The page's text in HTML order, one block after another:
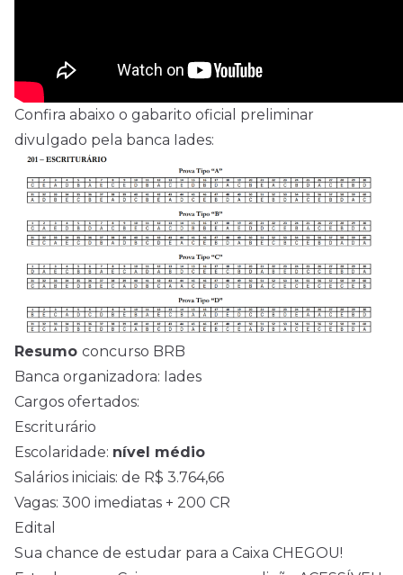
Confira abaixo o gabarito oficial preliminar
divulgado pela banca Iades:
Resumo concurso BRB
Banca organizadora: Iades
Cargos ofertados:
Escriturário
Escolaridade: nível médio
Salários iniciais: de R$ 3.764,66
Vagas: 300 imediatas + 200 CR
Edital
Sua chance de estudar para a Caixa CHEGOU!